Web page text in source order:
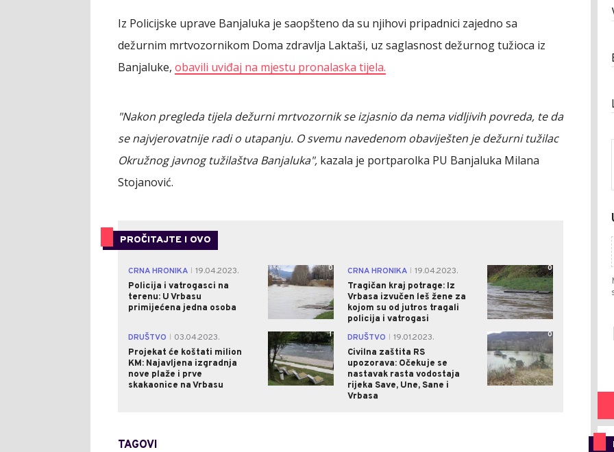
Iz Policijske uprave Banjaluka je saopšteno da su njihovi pripadnici zajedno sa
dežurnim mrtvozornikom Doma zdravlja Laktaši, uz saglasnost dežurnog tužioca iz
Banjaluke, obavili uviđaj na mjestu pronalaska tijela.
"Nakon pregleda tijela dežurni mrtvozornik se izjasnio da nema vidljivih povreda, te da
se najvjerovatnije radi o utapanju. O svemu navedenom obaviješten je dežurni tužilac
Okružnog javnog tužilaštva Banjaluka", kazala je portparolka PU Banjaluka Milana
Stojanović.
PROČITAJTE I OVO
CRNA HRONIKA
19.04.2023.
Policija i vatrogasci na
terenu: U Vrbasu
primijećena jedna osoba
0 CRNA HRONIKA
19.04.2023.
Tragičan kraj potrage: Iz
Vrbasa izvučen leš žene za
kojom su od jutros tragali
policija i vatrogasi
0
DRUŠTVO
03.04.2023.
Projekat će koštati milion
KM: Najavljena izgradnja
nove plaže i prve
skakaonice na Vrbasu
1 DRUŠTVO
19.01.2023.
Civilna zaštita RS
upozorava: Očekuje se
nastavak rasta vodostaja
rijeka Save, Une, Sane i
Vrbasa
0
TAGOVI